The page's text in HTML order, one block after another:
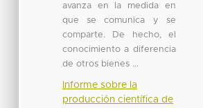
avanza en la medida en
que se comunica y se
comparte. De hecho, el
conocimiento a diferencia
de otros bienes ...
Informe sobre la
producción científica de